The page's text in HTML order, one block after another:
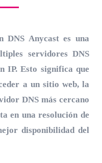
DNS Anycast es una
servidores DNS
IP. Esto significa que
a un sitio web, la
DNS más cercano
en una resolución de
disponibilidad del